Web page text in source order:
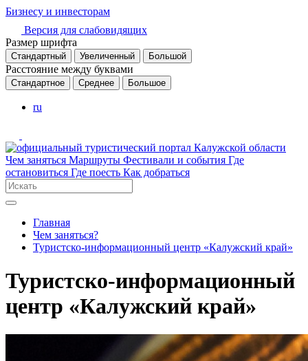
Бизнесу и инвесторам
Версия для слабовидящих
Размер шрифта
Стандартный Увеличенный Большой
Расстояние между буквами
Стандартное Среднее Большое
ru
Чем заняться Маршруты Фестивали и события Где
остановиться Где поесть Как добраться
Главная
Чем заняться?
Туристско-информационный центр «Калужский край»
Туристско-информационный
центр «Калужский край»